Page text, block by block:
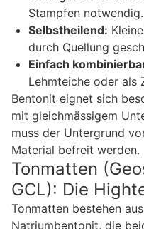
Stampfen notwendig.
Selbstheilend:
durch Quellung
Einfach
Lehmteiche oder als
Bentonit eignet sich
mit gleichmässigem
muss der Untergrund
Material befreit werden.
Tonmatten
GCL): Die
Tonmatten bestehen
Natriumbentonit, die